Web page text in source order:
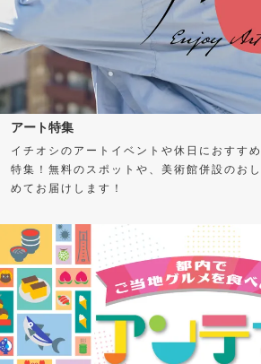
アート特集
イチオシのアートイベントや休日におすす
特集！無料のスポットや、美術館併設のお
めてお届けします！